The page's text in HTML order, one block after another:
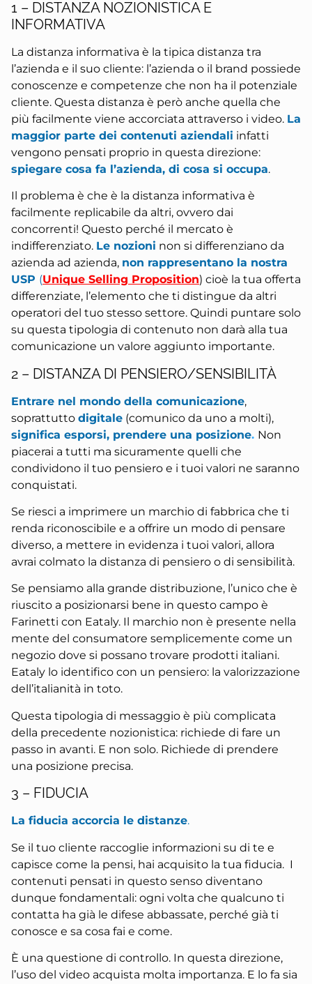
1 – DISTANZA NOZIONISTICA E
INFORMATIVA
La distanza informativa è la tipica distanza tra
l’azienda e il suo cliente: l’azienda o il brand possiede
conoscenze e competenze che non ha il potenziale
cliente. Questa distanza è però anche quella che
più facilmente viene accorciata attraverso i video. La
maggior parte dei contenuti aziendali infatti
vengono pensati proprio in questa direzione:
spiegare cosa fa l’azienda, di cosa si occupa.
Il problema è che è la distanza informativa è
facilmente replicabile da altri, ovvero dai
concorrenti! Questo perché il mercato è
indifferenziato. Le nozioni non si differenziano da
azienda ad azienda, non rappresentano la nostra
USP (Unique Selling Proposition) cioè la tua offerta
differenziate, l’elemento che ti distingue da altri
operatori del tuo stesso settore. Quindi puntare solo
su questa tipologia di contenuto non darà alla tua
comunicazione un valore aggiunto importante.
2 – DISTANZA DI PENSIERO/SENSIBILITÀ
Entrare nel mondo della comunicazione,
soprattutto digitale (comunico da uno a molti),
significa esporsi, prendere una posizione. Non
piacerai a tutti ma sicuramente quelli che
condividono il tuo pensiero e i tuoi valori ne saranno
conquistati.
Se riesci a imprimere un marchio di fabbrica che ti
renda riconoscibile e a offrire un modo di pensare
diverso, a mettere in evidenza i tuoi valori, allora
avrai colmato la distanza di pensiero o di sensibilità.
Se pensiamo alla grande distribuzione, l’unico che è
riuscito a posizionarsi bene in questo campo è
Farinetti con Eataly. Il marchio non è presente nella
mente del consumatore semplicemente come un
negozio dove si possano trovare prodotti italiani.
Eataly lo identifico con un pensiero: la valorizzazione
dell’italianità in toto.
Questa tipologia di messaggio è più complicata
della precedente nozionistica: richiede di fare un
passo in avanti. E non solo. Richiede di prendere
una posizione precisa.
3 – FIDUCIA
La fiducia accorcia le distanze.
Se il tuo cliente raccoglie informazioni su di te e
capisce come la pensi, hai acquisito la tua fiducia. I
contenuti pensati in questo senso diventano
dunque fondamentali: ogni volta che qualcuno ti
contatta ha già le difese abbassate, perché già ti
conosce e sa cosa fai e come.
È una questione di controllo. In questa direzione,
l’uso del video acquista molta importanza. E lo fa sia